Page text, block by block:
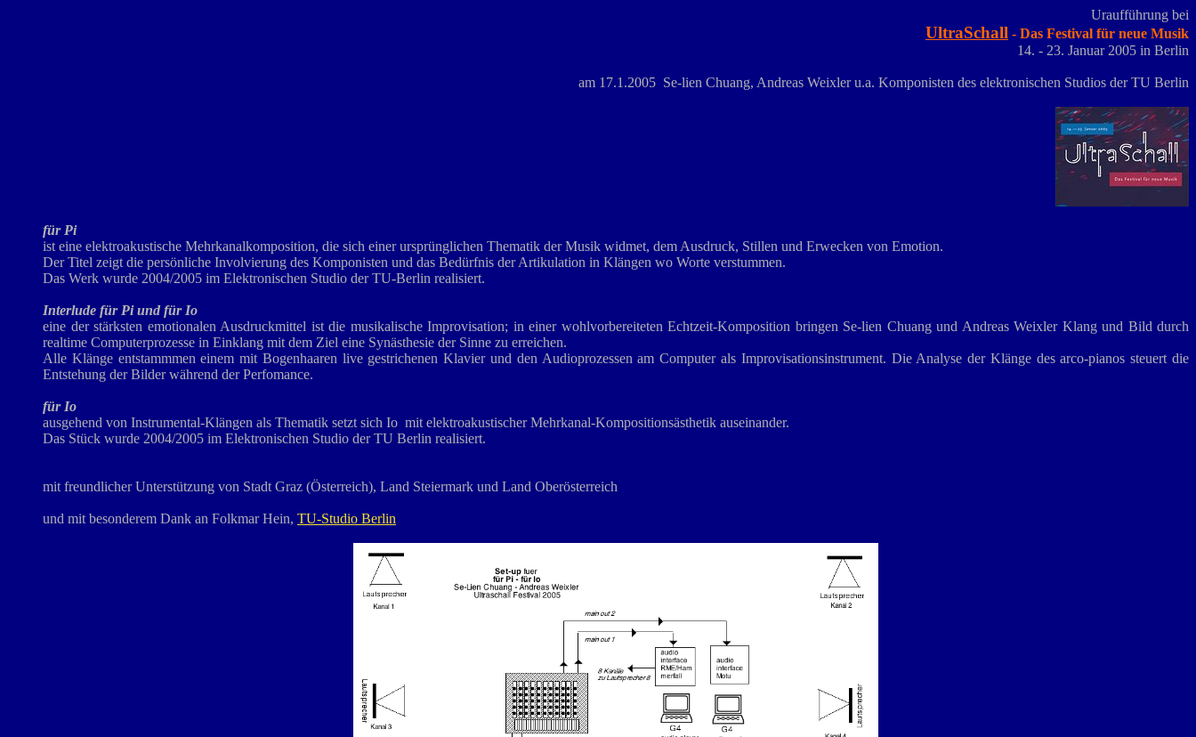
Uraufführung bei
UltraSchall - Das Festival für neue Musik
14. - 23. Januar 2005 in Berlin
am 17.1.2005 Se-lien Chuang, Andreas Weixler u.a. Komponisten des elektronischen Studios der TU Berlin
für Pi
ist eine elektroakustische Mehrkanalkomposition, die sich einer ursprünglichen Thematik der Musik widmet, dem Ausdruck, Stillen und Erwecken von Emotion.
Der Titel zeigt die persönliche Involvierung des Komponisten und das Bedürfnis der Artikulation in Klängen wo Worte verstummen.
Das Werk wurde 2004/2005 im Elektronischen Studio der TU-Berlin realisiert.
Interlude für Pi und für Io
eine der stärksten emotionalen Ausdruckmittel ist die musikalische Improvisation; in einer wohlvorbereiteten Echtzeit-Komposition bringen Se-lien Chuang und Andreas Weixler Klang und Bild durch
realtime Computerprozesse in Einklang mit dem Ziel eine Synästhesie der Sinne zu erreichen.
Alle Klänge entstammmen einem mit Bogenhaaren live gestrichenen Klavier und den Audioprozessen am Computer als Improvisationsinstrument. Die Analyse der Klänge des arco-pianos steuert die
Entstehung der Bilder während der Perfomance.
für Io
ausgehend von Instrumental-Klängen als Thematik setzt sich Io mit elektroakustischer Mehrkanal-Kompositionsästhetik auseinander.
Das Stück wurde 2004/2005 im Elektronischen Studio der TU Berlin realisiert.
mit freundlicher Unterstützung von Stadt Graz (Österreich), Land Steiermark und Land Oberösterreich
und mit besonderem Dank an Folkmar Hein, TU-Studio Berlin